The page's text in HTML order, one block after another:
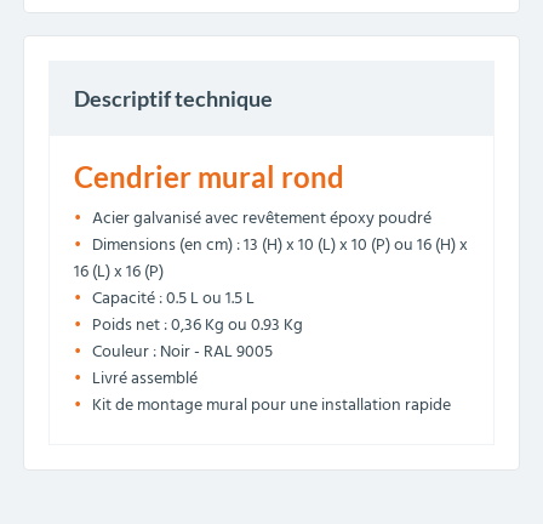
Descriptif technique
Cendrier mural rond
Acier galvanisé avec revêtement époxy poudré
Dimensions (en cm) : 13 (H) x 10 (L) x 10 (P) ou 16 (H) x
16 (L) x 16 (P)
Capacité : 0.5 L ou 1.5 L
Poids net : 0,36 Kg ou 0.93 Kg
Couleur : Noir - RAL 9005
Livré assemblé
Kit de montage mural pour une installation rapide